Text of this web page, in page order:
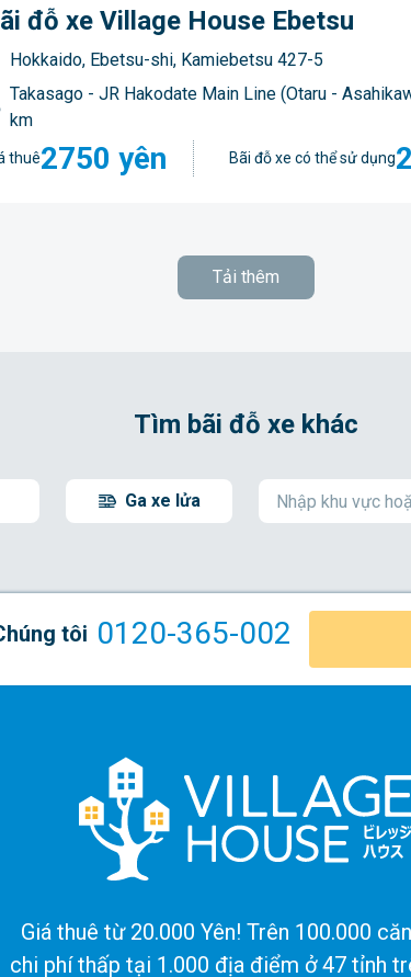
đỗ xe Village House Ebetsu
Hokkaido, Ebetsu-shi, Kamiebetsu 427-5
Takasago - JR Hakodate Main Line (Otaru -
km
thuê2750 yên Bãi đỗ xe có thể sử dụng
Tải thêm
Tìm bãi đỗ xe khác
Ga xe lửa
tôi 0120-365-002
Giá thuê từ 20.000 Yên! Trên 100.000
chi phí thấp tại 1.000 địa điểm ở 47 tỉnh